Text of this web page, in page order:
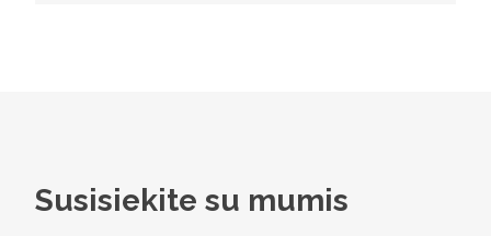
Susisiekite su mumis